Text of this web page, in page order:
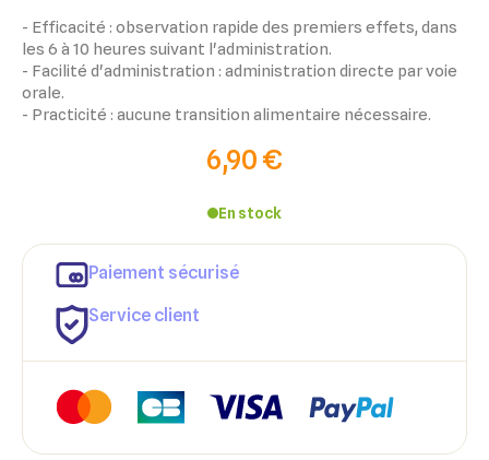
- Efficacité : observation rapide des premiers effets, dans
les 6 à 10 heures suivant l'administration.
- Facilité d'administration : administration directe par voie
orale.
- Practicité : aucune transition alimentaire nécessaire.
6,90 €
En stock
Paiement sécurisé
Service client